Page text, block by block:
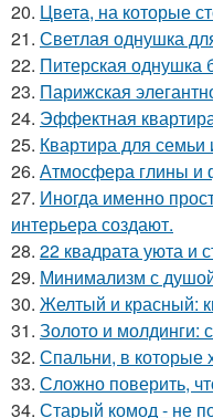
20. Цвета, на которые
21. Светлая однушка
22. Питерская однушка
23. Парижская
24. Эффектная
25. Квартира для семьи
26. Атмосфера глины и
27. Иногда именно
интерьера создают.
28. 22 квадрата уюта и
29. Минимализм с
30. Желтый и красный:
31. Золото и молдинги:
32. Спальни, в которые
33. Сложно поверить,
34. Старый комод - не